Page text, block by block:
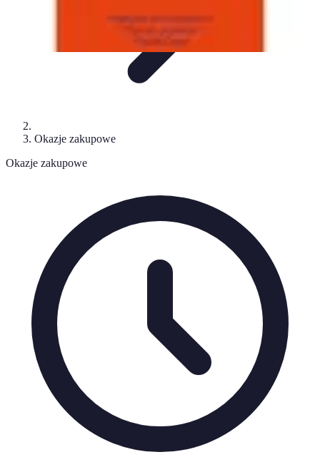
Okazje zakupowe
Okazje zakupowe